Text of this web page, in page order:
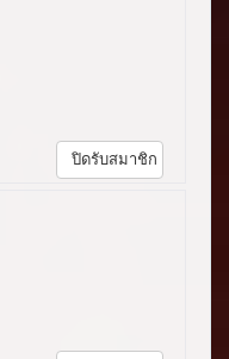
ปิดรับสมาชิก